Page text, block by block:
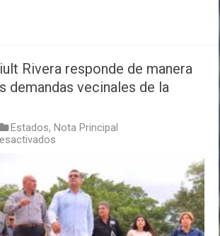
Rivera responde de manera
demandas vecinales de la
Estados, Nota Principal
Rivera
responde
de
manera
oportuna